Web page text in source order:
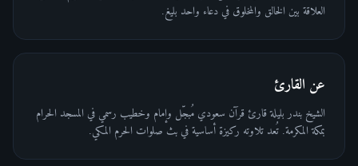
العلاقة بين الخالق والمخلوق في دعاء واحد بليغ.
عن القارئ
الشيخ بندر بليلة قارئ قرآن سعودي مُبجّل وإمام وخطيب رسمي في المسجد الحرام
بمكة المكرمة. تُعد تلاوته ركيزة أساسية في بث صلوات الحرم المكي.